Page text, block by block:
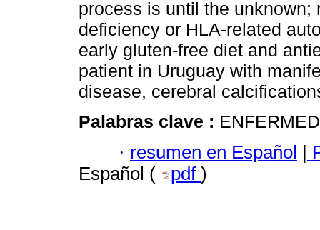
process is until the
deficiency or HLA-related
early gluten-free diet and
patient in Uruguay with
disease, cerebral
Palabras clave :
· resumen en Español |
Español (
pdf )